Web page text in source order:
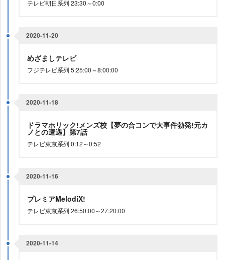
テレビ朝日系列 23:30～0:00
2020-11-20
めざましテレビ
フジテレビ系列 5:25:00～8:00:00
2020-11-18
ドラマホリック!メンズ校【夢の合コンで大事件勃発!元カ
ノとの遭遇】第7話
テレビ東京系列 0:12～0:52
2020-11-16
プレミアMelodiX!
テレビ東京系列 26:50:00～27:20:00
2020-11-14